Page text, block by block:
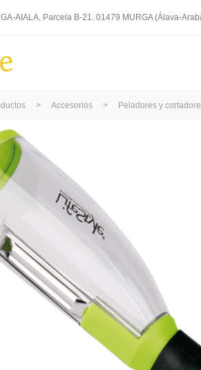
AIALA, Parcela B-21. 01479 MURGA (Álava-
> Accesorios > Peladores y